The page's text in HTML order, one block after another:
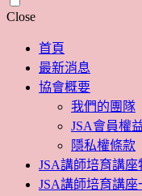
CloseSkip
content
首頁
最新消息
協會概要
我們的團隊
JSA會員權
隱私權條款
JSA講師培育講座
JSA講師培育講座